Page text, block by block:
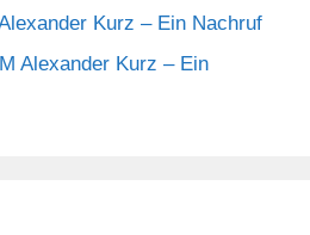
Kurz – Ein Nachruf
Alexander Kurz – Ein